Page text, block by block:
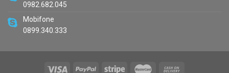
0982.682.045
Mobifone
0899.340.333